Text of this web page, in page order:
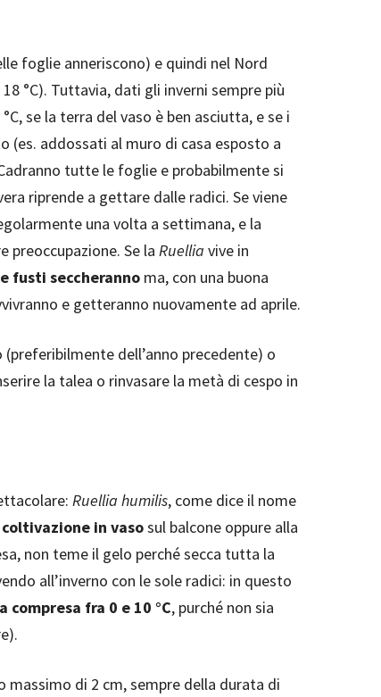
foglie anneriscono) e quindi nel Nord
°C). Tuttavia, dati gli inverni sempre più
se la terra del vaso è ben asciutta, e se i
addossati al muro di casa esposto a
tutte le foglie e probabilmente si
riprende a gettare dalle radici. Se viene
una volta a settimana, e la
preoccupazione. Se la Ruellia vive in
fusti seccheranno ma, con una buona
e getteranno nuovamente ad aprile.
dell’anno precedente) o
la talea o rinvasare la metà di cespo in
Ruellia humilis, come dice il nome
coltivazione in vasosul balcone oppure alla
non teme il gelo perché secca tutta la
all’inverno con le sole radici: in questo
fra 0 e 10 °C, purché non sia
massimo di 2 cm, sempre della durata di